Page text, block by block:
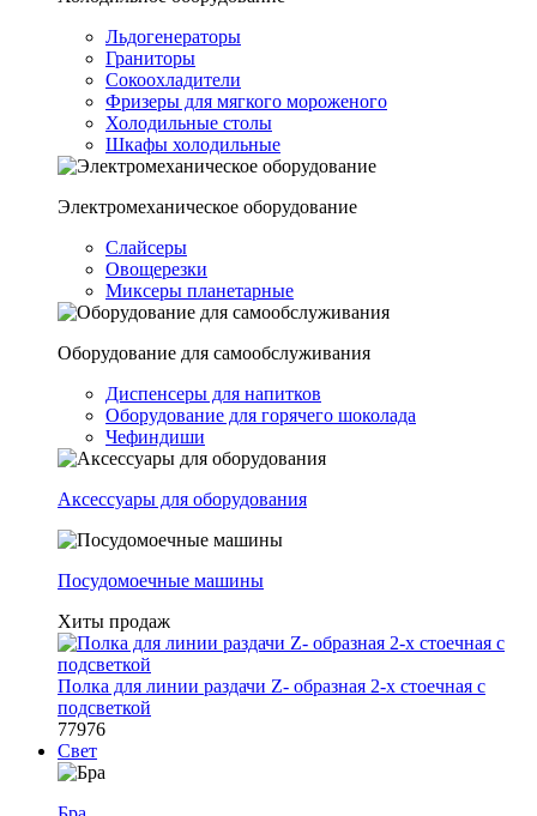
Льдогенераторы
Граниторы
Сокоохладители
Фризеры для мягкого мороженого
Холодильные столы
Шкафы холодильные
Электромеханическое оборудование
Слайсеры
Овощерезки
Миксеры планетарные
Оборудование для самообслуживания
Диспенсеры для напитков
Оборудование для горячего шоколада
Чефиндиши
Аксессуары для оборудования
Посудомоечные машины
Хиты продаж
Полка для линии раздачи Z- образная 2-х стоечная с
подсветкой
77976
Свет